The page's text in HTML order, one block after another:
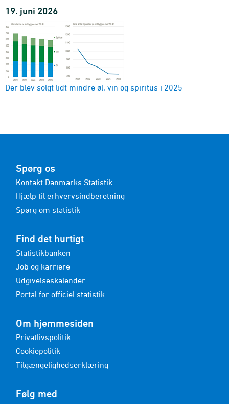
19. juni 2026
Der blev solgt lidt mindre øl, vin og spiritus i 2025
Spørg os
Kontakt Danmarks Statistik
Hjælp til erhvervsindberetning
Spørg om statistik
Find det hurtigt
Statistikbanken
Job og karriere
Udgivelseskalender
Portal for officiel statistik
Om hjemmesiden
Privatlivspolitik
Cookiepolitik
Tilgængelighedserklæring
Følg med